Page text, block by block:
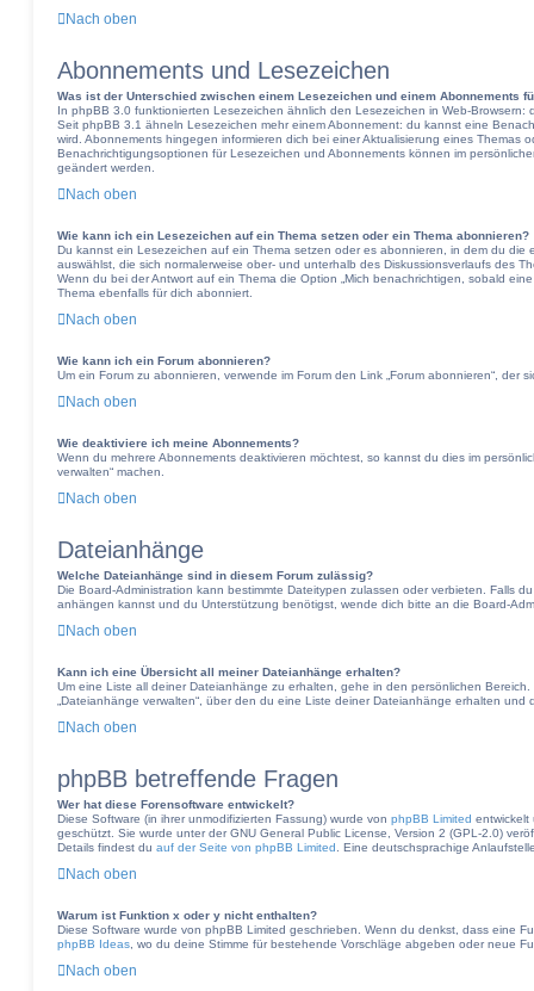
Nach oben
Abonnements und Lesezeichen
Was ist der Unterschied zwischen einem Lesezeichen und einem Abonnements
In phpBB 3.0 funktionierten Lesezeichen ähnlich den Lesezeichen in Web-
Seit phpBB 3.1 ähneln Lesezeichen mehr einem Abonnement: du kannst eine
wird. Abonnements hingegen informieren dich bei einer Aktualisierung eines Themas
Benachrichtigungsoptionen für Lesezeichen und Abonnements können im
geändert werden.
Nach oben
Wie kann ich ein Lesezeichen auf ein Thema setzen oder ein Thema abonnieren?
Du kannst ein Lesezeichen auf ein Thema setzen oder es abonnieren, in dem du die
auswählst, die sich normalerweise ober- und unterhalb des Diskussionsverlaufs des
Wenn du bei der Antwort auf ein Thema die Option „Mich benachrichtigen, sobald
Thema ebenfalls für dich abonniert.
Nach oben
Wie kann ich ein Forum abonnieren?
Um ein Forum zu abonnieren, verwende im Forum den Link „Forum abonnieren“, der
Nach oben
Wie deaktiviere ich meine Abonnements?
Wenn du mehrere Abonnements deaktivieren möchtest, so kannst du dies im
verwalten“ machen.
Nach oben
Dateianhänge
Welche Dateianhänge sind in diesem Forum zulässig?
Die Board-Administration kann bestimmte Dateitypen zulassen oder verbieten. Falls
anhängen kannst und du Unterstützung benötigst, wende dich bitte an die Board-
Nach oben
Kann ich eine Übersicht all meiner Dateianhänge erhalten?
Um eine Liste all deiner Dateianhänge zu erhalten, gehe in den persönlichen Bereich.
„Dateianhänge verwalten“, über den du eine Liste deiner Dateianhänge erhalten und
Nach oben
phpBB betreffende Fragen
Wer hat diese Forensoftware entwickelt?
Diese Software (in ihrer unmodifizierten Fassung) wurde von phpBB Limited entwickelt
geschützt. Sie wurde unter der GNU General Public License, Version 2 (GPL-2.0)
Details findest du auf der Seite von phpBB Limited . Eine deutschsprachige
Nach oben
Warum ist Funktion x oder y nicht enthalten?
Diese Software wurde von phpBB Limited geschrieben. Wenn du denkst, dass eine
phpBB Ideas , wo du deine Stimme für bestehende Vorschläge abgeben oder neue
Nach oben